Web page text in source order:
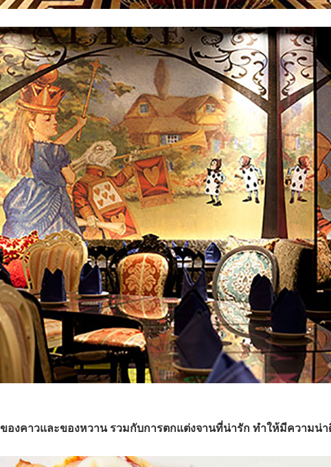
องคาวและของหวาน รวมกับการตกแต่งจานที่น่ารัก ทำให้มีความน่า